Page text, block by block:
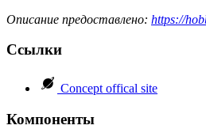
Описание предоставлено: https://
Ссылки
Concept offical site
Компоненты